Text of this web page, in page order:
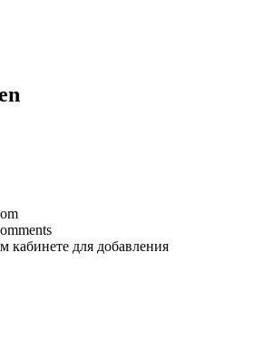
кабинете для добавления